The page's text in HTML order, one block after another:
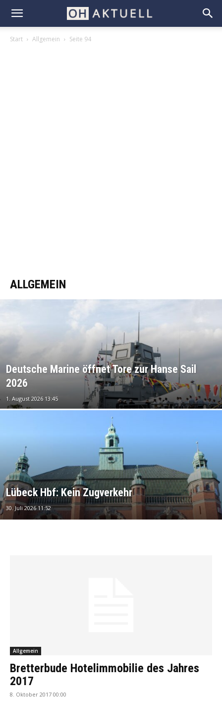
Start Allgemein Seite 94
ALLGEMEIN
Deutsche Marine öffnet Tore zur Hanse Sail
2026
1. August 2026 13:45
Lübeck Hbf: Kein Zugverkehr
30. Juli 2026 11:52
Allgemein
Bretterbude Hotelimmobilie des Jahres
2017
8. Oktober 2017 00:00